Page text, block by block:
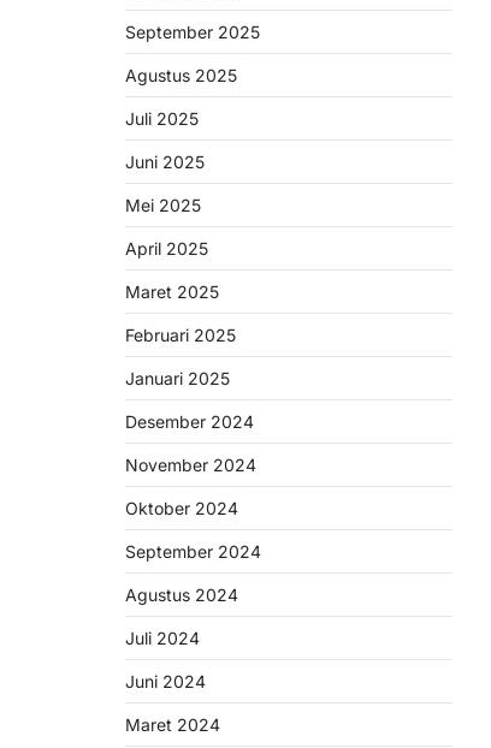
September 2025
Agustus 2025
Juli 2025
Juni 2025
Mei 2025
April 2025
Maret 2025
Februari 2025
Januari 2025
Desember 2024
November 2024
Oktober 2024
September 2024
Agustus 2024
Juli 2024
Juni 2024
Maret 2024